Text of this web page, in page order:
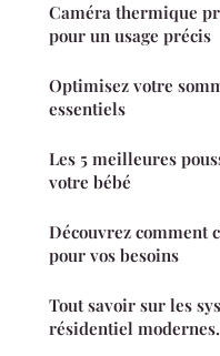
Caméra thermique
pour un usage précis
Optimisez votre
essentiels
Les 5 meilleures
votre bébé
Découvrez
pour vos besoins
Tout savoir sur les
résidentiel modernes.